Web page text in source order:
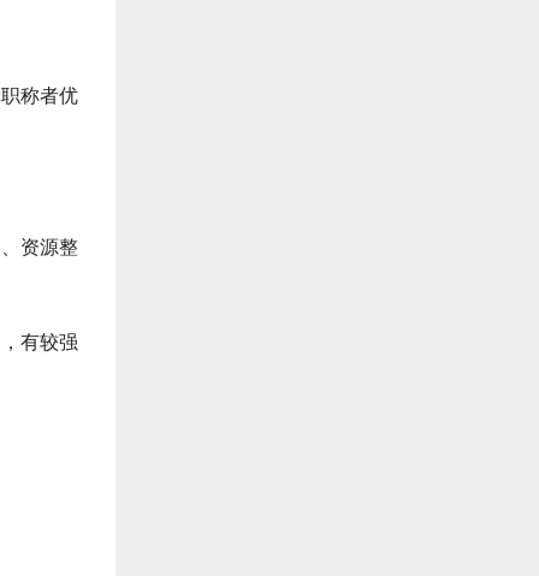
称者优
资源整
有较强